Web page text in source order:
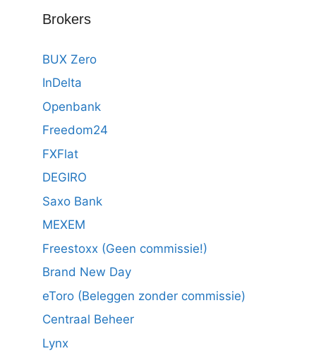
Brokers
BUX Zero
InDelta
Openbank
Freedom24
FXFlat
DEGIRO
Saxo Bank
MEXEM
Freestoxx (Geen commissie!)
Brand New Day
eToro (Beleggen zonder commissie)
Centraal Beheer
Lynx